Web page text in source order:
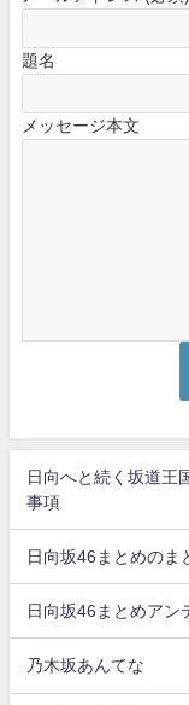
題名
メッセージ本文
日向へと続く坂道
事項
日向坂46まとめのま
日向坂46まとめアン
乃木坂あんてな